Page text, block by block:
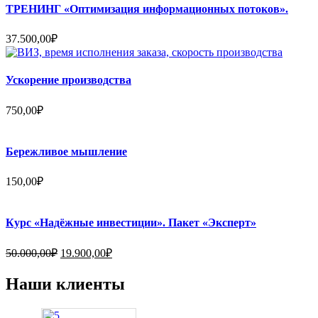
ТРЕНИНГ «Оптимизация информационных потоков».
37.500,00₽
Ускорение производства
750,00₽
Бережливое мышление
150,00₽
Курс «Надёжные инвестиции». Пакет «Эксперт»
50.000,00₽ Первоначальная
50.000,00₽.
19.900,00₽Текущая
Наши клиенты